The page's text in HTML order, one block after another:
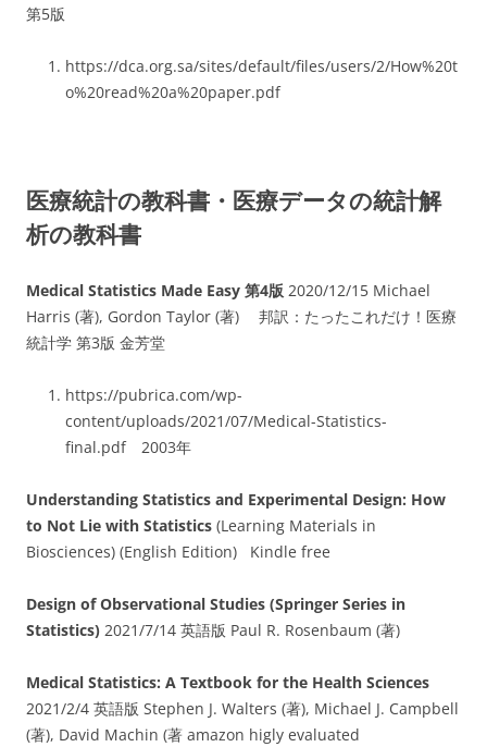
第5版
https://dca.org.sa/sites/default/files/users/2/How%20t
o%20read%20a%20paper.pdf
医療統計の教科書・医療データの統計解
析の教科書
Medical Statistics Made Easy 第4版 2020/12/15 Michael
Harris (著), Gordon Taylor (著) 邦訳：たったこれだけ！医療
統計学 第3版 金芳堂
https://pubrica.com/wp-
content/uploads/2021/07/Medical-Statistics-
final.pdf 2003年
Understanding Statistics and Experimental Design: How
to Not Lie with Statistics (Learning Materials in
Biosciences) (English Edition) Kindle free
Design of Observational Studies (Springer Series in
Statistics) 2021/7/14 英語版 Paul R. Rosenbaum (著)
Medical Statistics: A Textbook for the Health Sciences
2021/2/4 英語版 Stephen J. Walters (著), Michael J. Campbell
(著), David Machin (著 amazon higly evaluated